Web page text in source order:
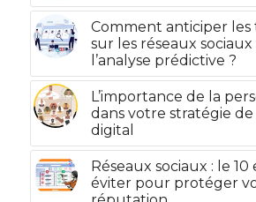
Comment anticiper les
sur les réseaux sociaux
l’analyse prédictive ?
L’importance de la
dans votre stratégie
digital
Réseaux sociaux : le
éviter pour protéger